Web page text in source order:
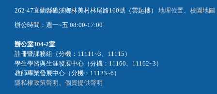
262-47宜蘭縣礁溪鄉林美村林尾路160號（雲起樓） 地理位置
校園地圖
辦公時間：週一~五 08:00-17:00
辦公室304-2室
註冊暨課務組（分機：11111~3、11115）
學生學習與生涯發展中心（分機：11160、11162~3）
教師專業發展中心（分機：11123~6）
隱私權政策聲明
個資提供聲明